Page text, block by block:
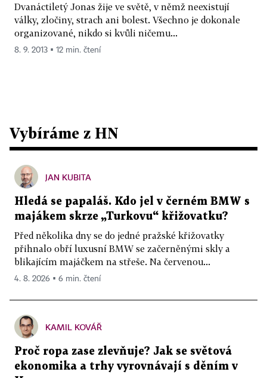
Dvanáctiletý Jonas žije ve světě, v němž neexistují
války, zločiny, strach ani bolest. Všechno je dokonale
organizované, nikdo si kvůli ničemu...
8. 9. 2013 ▪ 12 min. čtení
Vybíráme z HN
JAN KUBITA
Hledá se papaláš. Kdo jel v černém BMW s
majákem skrze „Turkovu“ křižovatku?
Před několika dny se do jedné pražské křižovatky
přihnalo obří luxusní BMW se začerněnými skly a
blikajícím majáčkem na střeše. Na červenou...
4. 8. 2026 ▪ 6 min. čtení
KAMIL KOVÁŘ
Proč ropa zase zlevňuje? Jak se světová
ekonomika a trhy vyrovnávají s děním v